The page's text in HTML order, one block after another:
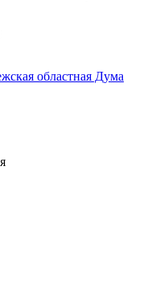
областная Дума